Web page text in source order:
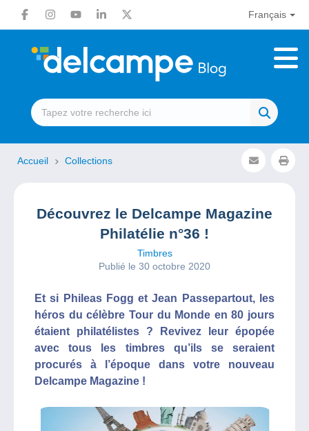
Français
Accueil Collections
Découvrez le Delcampe Magazine
Philatélie n°36 !
Timbres
Publié le 30 octobre 2020
Et si Phileas Fogg et Jean Passepartout, les
héros du célèbre Tour du Monde en 80 jours
étaient philatélistes ? Revivez leur épopée
avec tous les timbres qu’ils se seraient
procurés à l’époque dans votre nouveau
Delcampe Magazine !